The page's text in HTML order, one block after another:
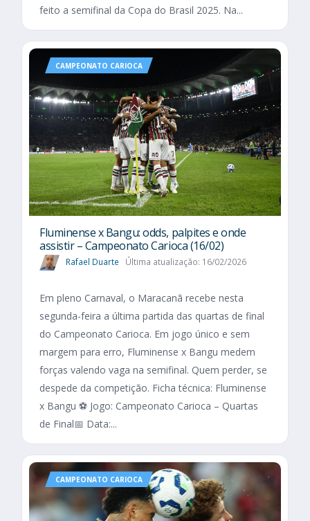
feito a semifinal da Copa do Brasil 2025. Na...
CAMPEONATO CARIOCA
Fluminense x Bangu: odds, palpites e onde
assistir – Campeonato Carioca (16/02)
Rafael Duarte Última atualização: 16/02/2026
Em pleno Carnaval, o Maracanã recebe nesta
segunda-feira a última partida das quartas de final
do Campeonato Carioca. Em jogo único e sem
margem para erro, Fluminense x Bangu medem
forças valendo vaga na semifinal. Quem perder, se
despede da competição. Ficha técnica: Fluminense
x Bangu ⚽ Jogo: Campeonato Carioca – Quartas
de Final📅 Data:...
CAMPEONATO CARIOCA